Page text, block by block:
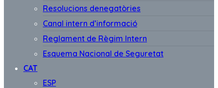
Resolucions denegatòries
Canal intern d’informació
Reglament de Règim Intern
Esquema Nacional de Seguretat
CAT
ESP